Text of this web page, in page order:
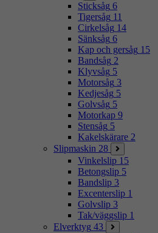
Sticksåg 6
Tigersåg 11
Cirkelsåg 14
Sänksåg 6
Kap och gersåg 15
Bandsåg 2
Klyvsåg 5
Motorsåg 3
Kedjesåg 5
Golvsåg 5
Motorkap 9
Stensåg 5
Kakelskärare 2
Slipmaskin 28
Vinkelslip 15
Betongslip 5
Bandslip 3
Excenterslip 1
Golvslip 3
Tak/väggslip 1
Elverktyg 43